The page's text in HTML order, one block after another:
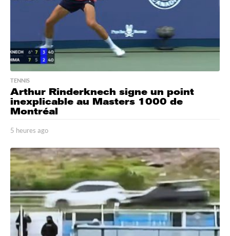
TENNIS
Arthur Rinderknech signe un point
inexplicable au Masters 1000 de
Montréal
5 heures ago
e
u
r
e
s
g
o